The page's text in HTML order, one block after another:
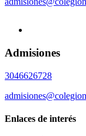
Admisiones
3046626728
Enlaces de interés